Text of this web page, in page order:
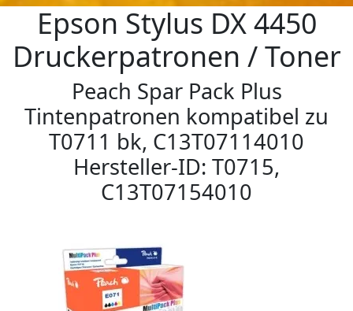
Epson Stylus DX 4450
Druckerpatronen / Toner
Peach Spar Pack Plus
Tintenpatronen kompatibel zu
T0711 bk, C13T07114010
Hersteller-ID: T0715,
C13T07154010